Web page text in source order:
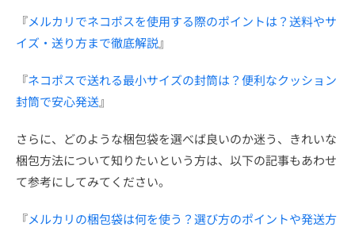
『メルカリでネコポスを使用する際のポイントは？送料やサ
イズ・送り方まで徹底解説』
『ネコポスで送れる最小サイズの封筒は？便利なクッション
封筒で安心発送』
さらに、どのような梱包袋を選べば良いのか迷う、きれいな
梱包方法について知りたいという方は、以下の記事もあわせ
て参考にしてみてください。
『メルカリの梱包袋は何を使う？選び方のポイントや発送方